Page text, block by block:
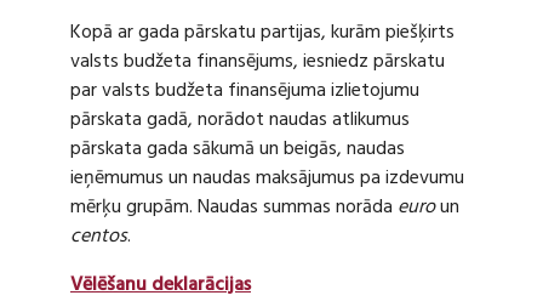
Kopā ar gada pārskatu partijas, kurām piešķirts
valsts budžeta finansējums, iesniedz pārskatu
par valsts budžeta finansējuma izlietojumu
pārskata gadā, norādot naudas atlikumus
pārskata gada sākumā un beigās, naudas
ieņēmumus un naudas maksājumus pa izdevumu
mērķu grupām. Naudas summas norāda euroun
centos.
Vēlēšanu deklarācijas